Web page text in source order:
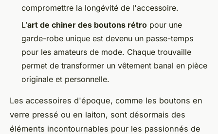
compromettre la longévité de l'accessoire.
L’art de chiner des boutons rétro pour une
garde-robe unique est devenu un passe-temps
pour les amateurs de mode. Chaque trouvaille
permet de transformer un vêtement banal en pièce
originale et personnelle.
Les accessoires d'époque, comme les boutons en
verre pressé ou en laiton, sont désormais des
éléments incontournables pour les passionnés de